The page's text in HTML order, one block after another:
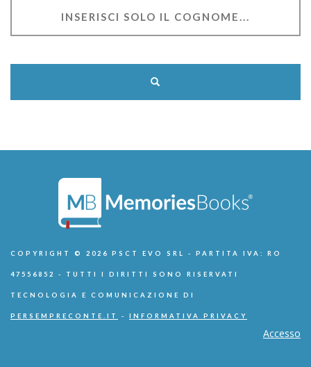
COPYRIGHT © 2026 PSCT EVO SRL - PARTITA IVA: RO
47556852 - TUTTI I DIRITTI SONO RISERVATI
TECNOLOGIA E COMUNICAZIONE DI
PERSEMPRECONTE.IT - INFORMATIVA PRIVACY
Accesso